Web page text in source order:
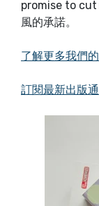
promise to cut
風的承諾。
了解更多我們
訂閱最新出版